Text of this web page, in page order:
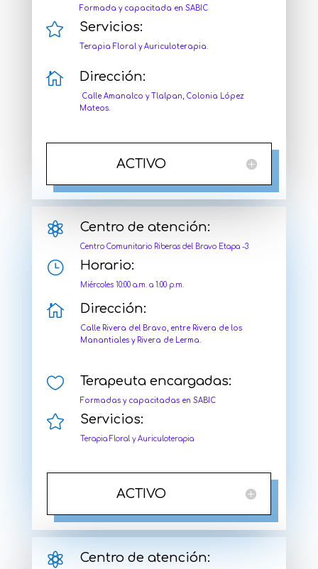
Formada y capacitada en SABIC
 Servicios:
Terapia Floral y Auriculoterapia.
 Dirección:
Calle Amanalco y Tlalpan, Colonia López
Mateos.
ACTIVO
 Centro de atención:
Centro Comunitario Riberas del Bravo Etapa -3
} Horario:
Miércoles 10:00 a.m. a 1:00 p.m.
 Dirección:
Calle Rivera del Bravo, entre Rivera de los
Manantiales y Rivera de Lerma.
 Terapeuta encargadas:
Formadas y capacitadas en SABIC
 Servicios:
Terapia Floral y Auriculoterapia
ACTIVO
 Centro de atención: